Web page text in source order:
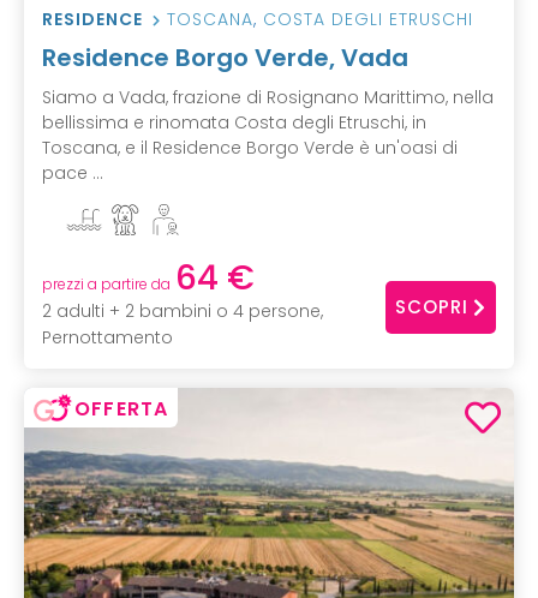
RESIDENCE TOSCANA, COSTA DEGLI ETRUSCHI
Residence Borgo Verde, Vada
Siamo a Vada, frazione di Rosignano Marittimo, nella
bellissima e rinomata Costa degli Etruschi, in
Toscana, e il Residence Borgo Verde è un'oasi di
pace ...
prezzi a partire da 64 €
2 adulti + 2 bambini o 4 persone,
Pernottamento
SCOPRI
OFFERTA